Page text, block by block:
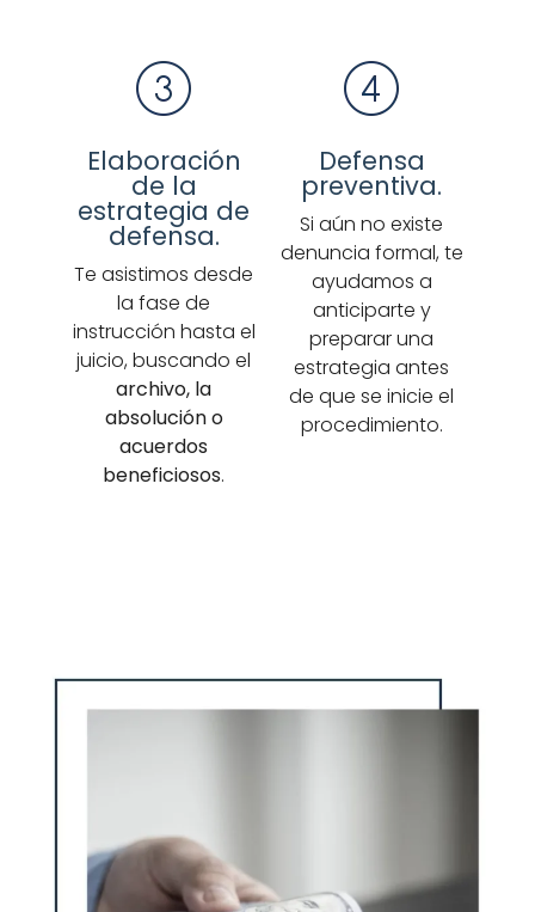
Elaboración
de la
estrategia de
defensa.
Te asistimos desde
la fase de
instrucción hasta el
juicio, buscando el
archivo, la
absolución o
acuerdos
beneficiosos.
Defensa
preventiva.
Si aún no existe
denuncia formal, te
ayudamos a
anticiparte y
preparar una
estrategia antes
de que se inicie el
procedimiento.